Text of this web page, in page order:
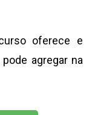
oferece e
agregar na